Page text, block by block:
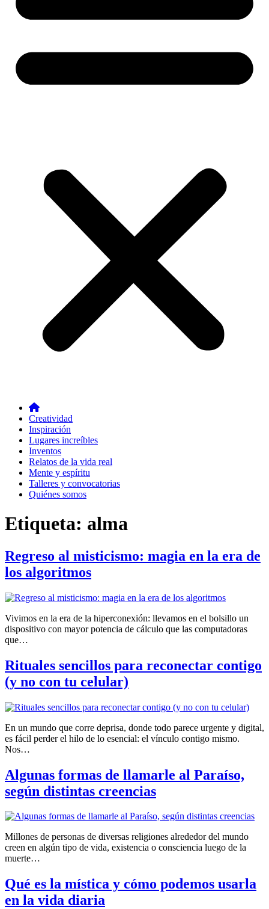
Creatividad
Inspiración
Lugares increíbles
Inventos
Relatos de la vida real
Mente y espíritu
Talleres y convocatorias
Quiénes somos
Etiqueta: alma
Regreso al misticismo: magia en la era de
los algoritmos
Vivimos en la era de la hiperconexión: llevamos en el bolsillo un
dispositivo con mayor potencia de cálculo que las computadoras
que…
Rituales sencillos para reconectar contigo
(y no con tu celular)
En un mundo que corre deprisa, donde todo parece urgente y digital,
es fácil perder el hilo de lo esencial: el vínculo contigo mismo.
Nos…
Algunas formas de llamarle al Paraíso,
según distintas creencias
Millones de personas de diversas religiones alrededor del mundo
creen en algún tipo de vida, existencia o consciencia luego de la
muerte…
Qué es la mística y cómo podemos usarla
en la vida diaria